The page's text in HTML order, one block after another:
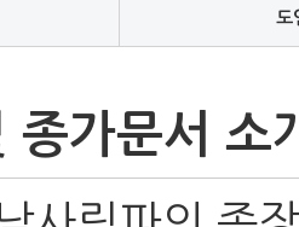
도
종가문서 소